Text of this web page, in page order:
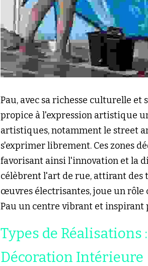
Pau, avec sa richesse culturelle
propice à l'expression artistique
artistiques, notamment le street
s'exprimer librement. Ces zones
favorisant ainsi l'innovation et la
célèbrent l'art de rue, attirant des
œuvres électrisantes, joue un
Pau un centre vibrant et inspirant
Types de
Décoration Intérieure